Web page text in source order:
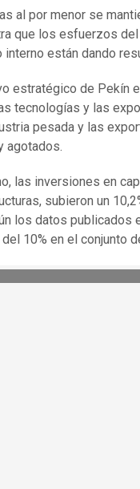
al por menor se
que los esfuerzos del
interno están dando
estratégico de Pekín
tecnologías y las
pesada y las
agotados.
las inversiones en
subieron un
los datos publicados
10% en el conjunto